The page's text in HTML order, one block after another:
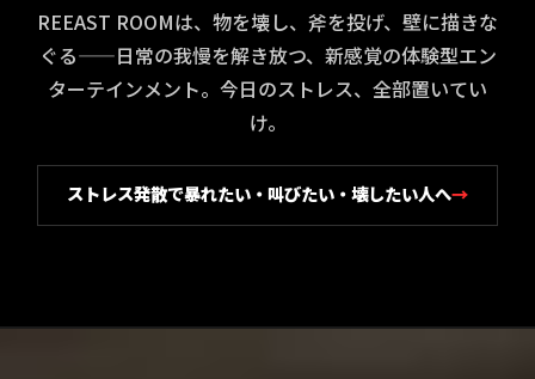
REEAST ROOMは、物を壊し、斧を投げ、壁に描きな
ぐる——日常の我慢を解き放つ、新感覚の体験型エン
ターテインメント。今日のストレス、全部置いてい
け。
ストレス発散で暴れたい・叫びたい・壊したい人へ→